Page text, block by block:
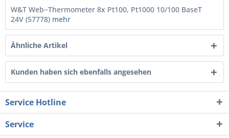
W&T Web−Thermometer 8x Pt100, Pt1000 10/100 BaseT
24V (57778) mehr
Ähnliche Artikel
Kunden haben sich ebenfalls angesehen
Service Hotline
Service